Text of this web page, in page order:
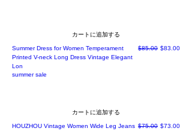
カートに追加する
Summer Dress for Women Temperament
Printed V-neck Long Dress Vintage Elegant
Lon
通常価格
$85.00 セール価格
$83.00
summer sale
カートに追加する
HOUZHOU Vintage Women Wide Leg Jeans 通常価格
$75.00 セール価格
$73.00